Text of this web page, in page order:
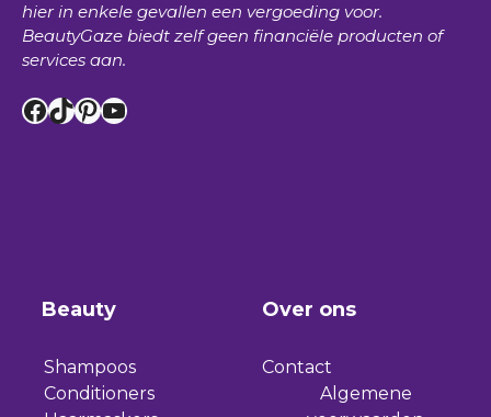
hier in enkele gevallen een vergoeding voor.
BeautyGaze biedt zelf geen financiële producten of
services aan.
Facebook
TikTok
Pinterest
YouTube
Beauty
Shampoos
Conditioners
Over ons
Contact
Algemene